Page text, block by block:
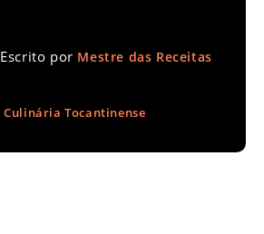
Escrito por Mestre das Receitas
Culinária Tocantinense